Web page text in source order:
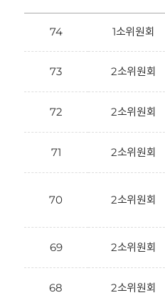
74 1소위원회
73 2소위원회
72 2소위원회
71 2소위원회
70 2소위원회
69 2소위원회
68 2소위원회